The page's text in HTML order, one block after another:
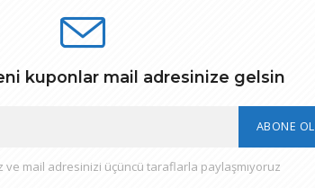
kuponlar mail adresinize gelsin
ABONE OL
ve mail adresinizi üçüncü taraflarla paylaşmıyoruz